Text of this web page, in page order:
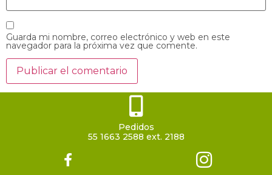
Guarda mi nombre, correo electrónico y web en este
navegador para la próxima vez que comente.
Pedidos
55 1663 2588 ext. 2188